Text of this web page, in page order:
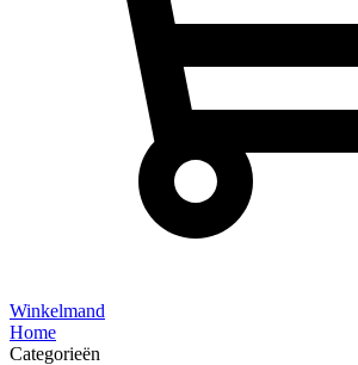
Winkelmand
Home
Categorieën